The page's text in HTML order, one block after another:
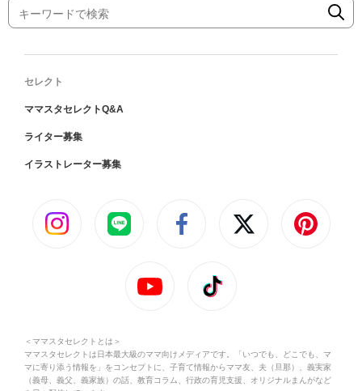
セレクト
ママスタセレクトQ&A
ライター募集
イラストレーター募集
＜ママスタセレクトとは＞
ママスタセレクトは日本最大級のママ向けメディアです。「いつでも、どこでも、マ
マに寄り添う情報を」をコンセプトに、子育て情報からママ友、夫（旦那）、義実家
（義母、義父、義家族）の話、教育コラム、行政の育児支援、オリジナルまんがなど